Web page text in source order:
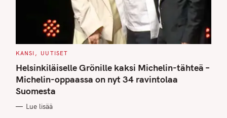
C
T
E
G
O
R
I
S
KANSI UUTISET
Helsinkiläiselle Grönille kaksi Michelin-tähteä –
Michelin-oppaassa on nyt 34 ravintolaa
Suomesta
Lue lisää